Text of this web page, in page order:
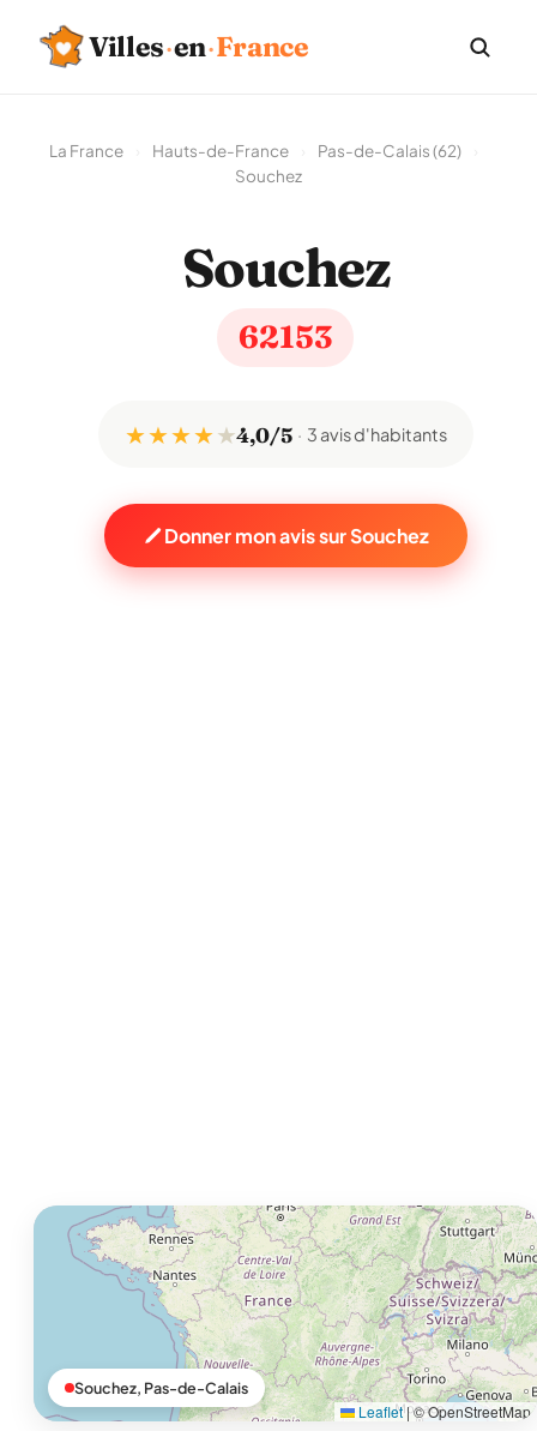
Villes·en·France
La France Hauts-de-France Pas-de-Calais (62)
Souchez
Souchez
62153
★ ★ ★ ★★4,0/5 3 avis d'habitants
Donner mon avis sur Souchez
Leaflet |© OpenStreetMap
Souchez, Pas-de-Calais